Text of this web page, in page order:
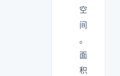
空
间
。
面
积